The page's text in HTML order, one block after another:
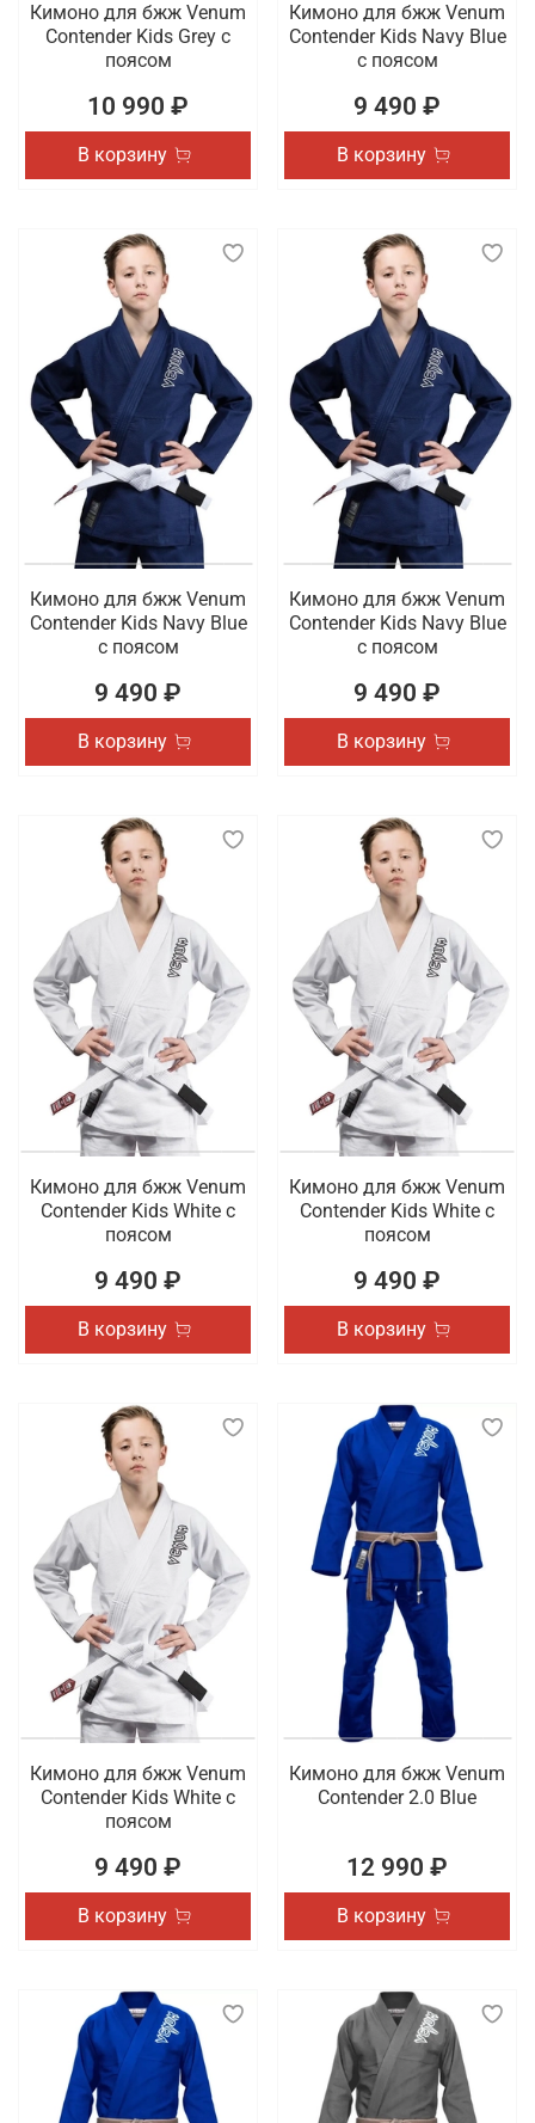
Кимоно для бжж Venum
Contender Kids Grey с
поясом
10 990 ₽
В корзину
Кимоно для бжж Venum
Contender Kids Navy Blue
с поясом
9 490 ₽
В корзину
Кимоно для бжж Venum
Contender Kids Navy Blue
с поясом
9 490 ₽
В корзину
Кимоно для бжж Venum
Contender Kids Navy Blue
с поясом
9 490 ₽
В корзину
Кимоно для бжж Venum
Contender Kids White с
поясом
9 490 ₽
В корзину
Кимоно для бжж Venum
Contender Kids White с
поясом
9 490 ₽
В корзину
Кимоно для бжж Venum
Contender Kids White с
поясом
9 490 ₽
В корзину
Кимоно для бжж Venum
Contender 2.0 Blue
12 990 ₽
В корзину